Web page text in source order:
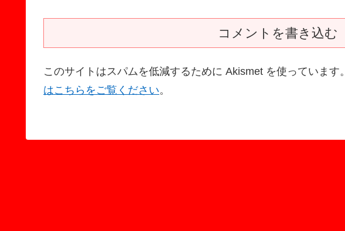
コメントを書き込む
このサイトはスパムを低減するために Akismet を使っています。
はこちらをご覧ください。